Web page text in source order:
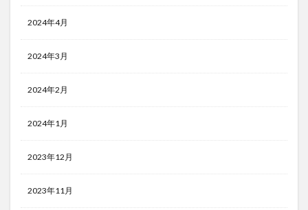
2024年4月
2024年3月
2024年2月
2024年1月
2023年12月
2023年11月